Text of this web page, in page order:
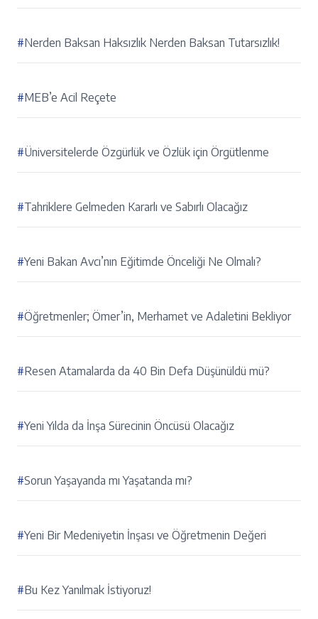
#Nerden Baksan Haksızlık Nerden Baksan Tutarsızlık!
#MEB’e Acil Reçete
#Üniversitelerde Özgürlük ve Özlük için Örgütlenme
#Tahriklere Gelmeden Kararlı ve Sabırlı Olacağız
#Yeni Bakan Avcı’nın Eğitimde Önceliği Ne Olmalı?
#Öğretmenler; Ömer’in, Merhamet ve Adaletini Bekliyor
#Resen Atamalarda da 40 Bin Defa Düşünüldü mü?
#Yeni Yılda da İnşa Sürecinin Öncüsü Olacağız
#Sorun Yaşayanda mı Yaşatanda mı?
#Yeni Bir Medeniyetin İnşası ve Öğretmenin Değeri
#Bu Kez Yanılmak İstiyoruz!